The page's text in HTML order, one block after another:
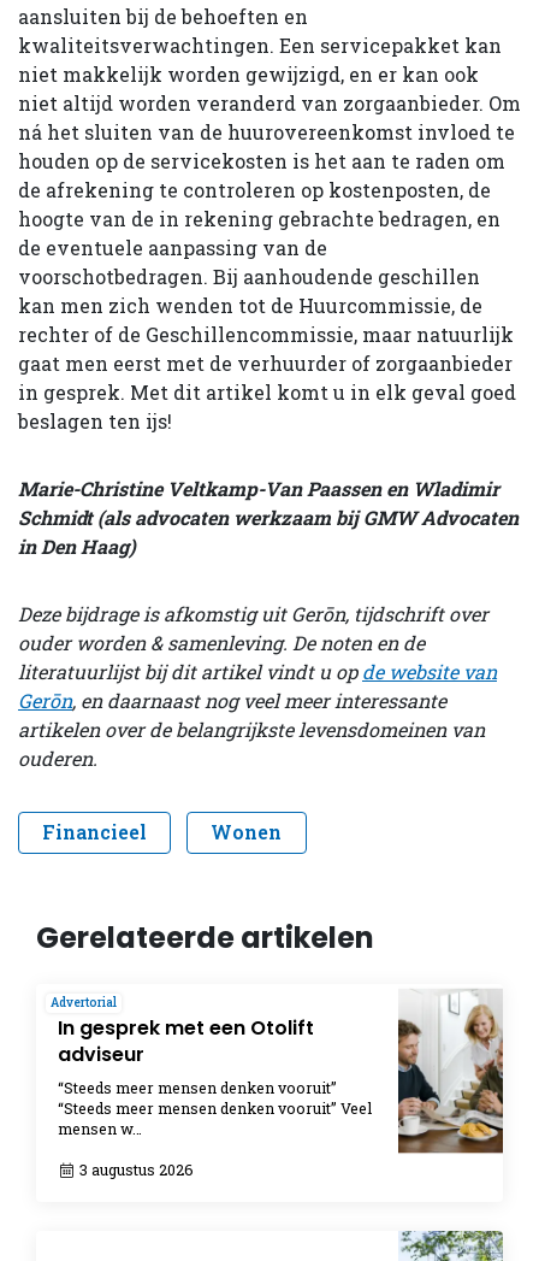
aansluiten bij de behoeften en
kwaliteitsverwachtingen. Een servicepakket kan
niet makkelijk worden gewijzigd, en er kan ook
niet altijd worden veranderd van zorgaanbieder. Om
ná het sluiten van de huurovereenkomst invloed te
houden op de servicekosten is het aan te raden om
de afrekening te controleren op kostenposten, de
hoogte van de in rekening gebrachte bedragen, en
de eventuele aanpassing van de
voorschotbedragen. Bij aanhoudende geschillen
kan men zich wenden tot de Huurcommissie, de
rechter of de Geschillencommissie, maar natuurlijk
gaat men eerst met de verhuurder of zorgaanbieder
in gesprek. Met dit artikel komt u in elk geval goed
beslagen ten ijs!
Marie-Christine Veltkamp-Van Paassen en Wladimir
Schmidt (als advocaten werkzaam bij GMW Advocaten
in Den Haag)
Deze bijdrage is afkomstig uit Gerōn, tijdschrift over
ouder worden & samenleving. De noten en de
literatuurlijst bij dit artikel vindt u opde website van
Gerōn, en daarnaast nog veel meer interessante
artikelen over de belangrijkste levensdomeinen van
ouderen.
Financieel Wonen
Gerelateerde artikelen
In gesprek met een Otolift
adviseur
“Steeds meer mensen denken vooruit”
“Steeds meer mensen denken vooruit” Veel
mensen w…
3 augustus 2026
Advertorial